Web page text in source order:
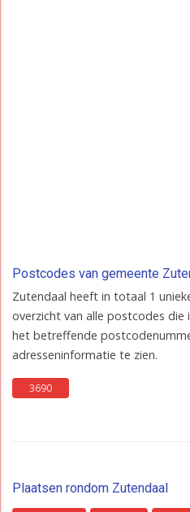
Postcodes van gemeente
Zutendaal heeft in totaal 1
overzicht van alle postcodes die
het betreffende
adresseninformatie te zien.
3690
Plaatsen rondom Zutendaal